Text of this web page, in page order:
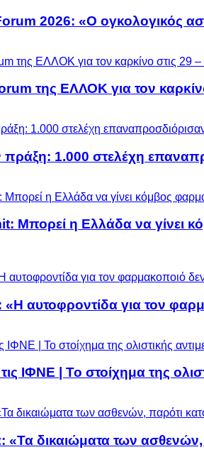
2026: «Ο ογκολογικός
της ΕΛΛΟΚ για τον
1.000 στελέχη
Μπορεί η Ελλάδα να γίνει
αυτοφροντίδα για τον
ΙΦΝΕ | Το στοίχημα της
δικαιώματα των ασθενών,